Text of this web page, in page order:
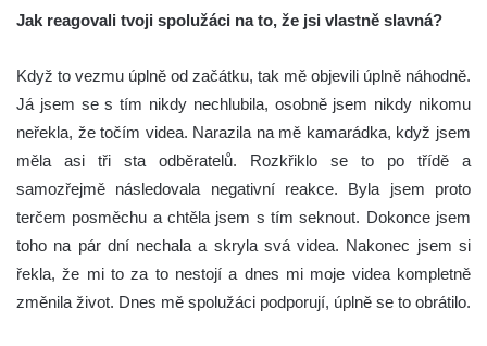
Jak reagovali tvoji spolužáci na to, že jsi vlastně slavná?
Když to vezmu úplně od začátku, tak mě objevili úplně náhodně.
Já jsem se s tím nikdy nechlubila, osobně jsem nikdy nikomu
neřekla, že točím videa. Narazila na mě kamarádka, když jsem
měla asi tři sta odběratelů. Rozkřiklo se to po třídě a
samozřejmě následovala negativní reakce. Byla jsem proto
terčem posměchu a chtěla jsem s tím seknout. Dokonce jsem
toho na pár dní nechala a skryla svá videa. Nakonec jsem si
řekla, že mi to za to nestojí a dnes mi moje videa kompletně
změnila život. Dnes mě spolužáci podporují, úplně se to obrátilo.